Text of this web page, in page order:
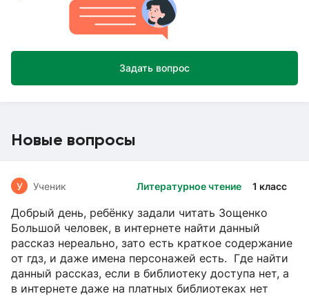
Задать вопрос
Новые вопросы
Литературное чтение 1 класс
У Ученик
Добрый день, ребёнку задали читать Зощенко
Большой человек, в интернете найти данный
рассказ нереально, зато есть краткое содержание
от гдз, и даже имена персонажей есть. Где найти
данный рассказ, если в библиотеку доступа нет, а
в интернете даже на платных библиотеках нет